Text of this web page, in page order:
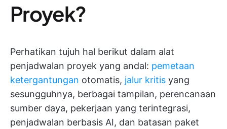
Proyek?
Perhatikan tujuh hal berikut dalam alat
penjadwalan proyek yang andal: pemetaan
ketergantungan otomatis, jalur kritis yang
sesungguhnya, berbagai tampilan, perencanaan
sumber daya, pekerjaan yang terintegrasi,
penjadwalan berbasis AI, dan batasan paket